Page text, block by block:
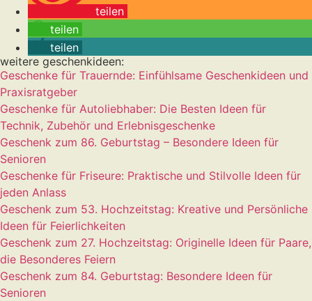
teilen
teilen
teilen
weitere geschenkideen:
Geschenke für Trauernde: Einfühlsame Geschenkideen und
Praxisratgeber
Geschenke für Autoliebhaber: Die Besten Ideen für
Technik, Zubehör und Erlebnisgeschenke
Geschenk zum 86. Geburtstag – Besondere Ideen für
Senioren
Geschenke für Friseure: Praktische und Stilvolle Ideen für
jeden Anlass
Geschenk zum 53. Hochzeitstag: Kreative und Persönliche
Ideen für Feierlichkeiten
Geschenk zum 27. Hochzeitstag: Originelle Ideen für Paare,
die Besonderes Feiern
Geschenk zum 84. Geburtstag: Besondere Ideen für
Senioren